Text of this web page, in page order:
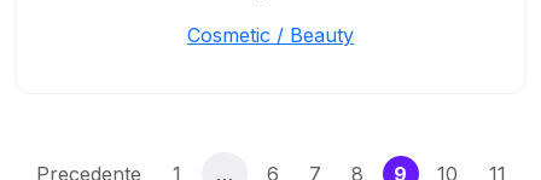
Cosmetic / Beauty
Precedente 1 … 6 7 8 9 (current)
10
11